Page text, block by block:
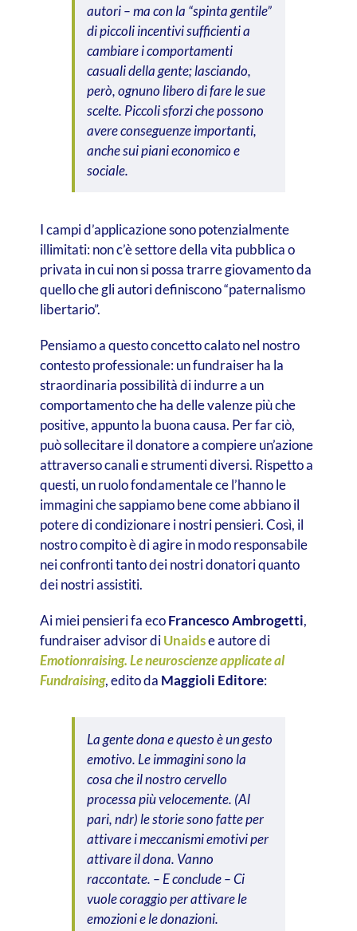
autori – ma con la “spinta gentile”
di piccoli incentivi sufficienti a
cambiare i comportamenti
casuali della gente; lasciando,
però, ognuno libero di fare le sue
scelte. Piccoli sforzi che possono
avere conseguenze importanti,
anche sui piani economico e
sociale.
I campi d’applicazione sono potenzialmente
illimitati: non c’è settore della vita pubblica o
privata in cui non si possa trarre giovamento da
quello che gli autori definiscono “paternalismo
libertario”.
Pensiamo a questo concetto calato nel nostro
contesto professionale: un fundraiser ha la
straordinaria possibilità di indurre a un
comportamento che ha delle valenze più che
positive, appunto la buona causa. Per far ciò,
può sollecitare il donatore a compiere un’azione
attraverso canali e strumenti diversi. Rispetto a
questi, un ruolo fondamentale ce l’hanno le
immagini che sappiamo bene come abbiano il
potere di condizionare i nostri pensieri. Così, il
nostro compito è di agire in modo responsabile
nei confronti tanto dei nostri donatori quanto
dei nostri assistiti.
Ai miei pensieri fa ecoFrancesco Ambrogetti,
fundraiser advisor diUnaidse autore di
Emotionraising. Le neuroscienze applicate al
Fundraising, edito da Maggioli Editore:
La gente dona e questo è un gesto
emotivo. Le immagini sono la
cosa che il nostro cervello
processa più velocemente. (Al
pari,ndr) le storie sono fatte per
attivare i meccanismi emotivi per
attivare il dona. Vanno
raccontate. – E conclude – Ci
vuole coraggio per attivare le
emozioni e le donazioni.